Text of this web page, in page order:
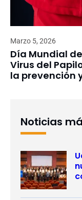
Marzo 5, 2026
Día Mundial
Virus del
la prevención
Noticias